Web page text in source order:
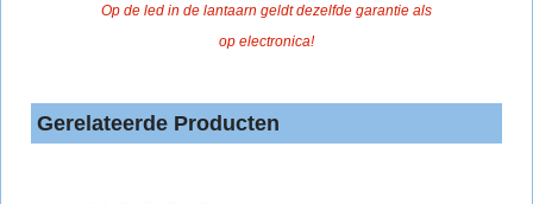
Op de led in de lantaarn geldt dezelfde garantie als
op electronica!
Gerelateerde Producten